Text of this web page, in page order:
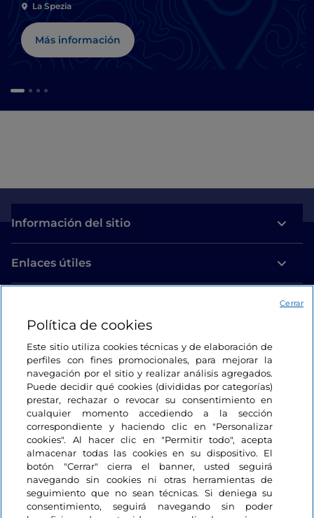
La Spezia
Más información
Información del sitio
Enlaces útiles
Estamos en contacto
Política de cookies
Este sitio utiliza cookies técnicas y de elaboración de
perfiles con fines promocionales, para mejorar la
navegación por el sitio y realizar análisis agregados.
Puede decidir qué cookies (divididas por categorías)
prestar, rechazar o revocar su consentimiento en
cualquier momento accediendo a la sección
correspondiente y haciendo clic en "Personalizar
cookies". Al hacer clic en "Permitir todo", acepta
almacenar todas las cookies en su dispositivo. El
botón "Cerrar" cierra el banner, usted seguirá
navegando sin cookies ni otras herramientas de
seguimiento que no sean técnicas. Si deniega su
consentimiento, seguirá navegando sin poder
Cerrar